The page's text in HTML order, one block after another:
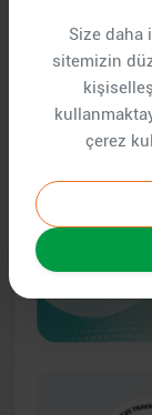
Size daha
sitemizin
çerez